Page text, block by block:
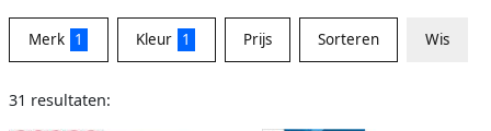
Merk 1 Kleur 1 Prijs Sorteren Wis
31 resultaten: